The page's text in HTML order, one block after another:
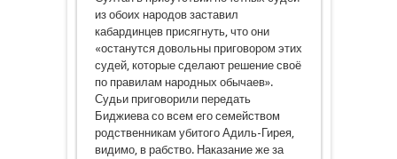
из обоих народов заставил
кабардинцев присягнуть, что они
«останутся довольны приговором этих
судей, которые сделают решение своё
по правилам народных обычаев».
Судьи приговорили передать
Биджиева со всем его семейством
родственникам убитого Адиль-Гирея,
видимо, в рабство. Наказание же за